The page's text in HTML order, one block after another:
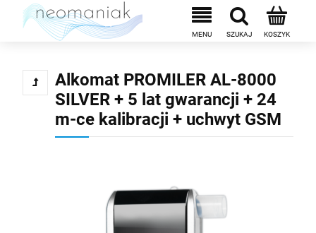
Alkomat PROMILER AL-8000
SILVER + 5 lat gwarancji + 24
m-ce kalibracji + uchwyt GSM